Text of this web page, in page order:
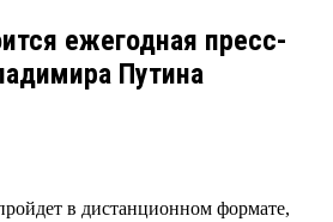
ежегодная пресс-
Путина
в дистанционном формате,